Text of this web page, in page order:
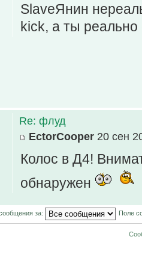
SlaveЯнин
kick, а ты
Re: флуд
EctorCooper 20 сен
Колос в Д4!
обнаружен
за: Поле